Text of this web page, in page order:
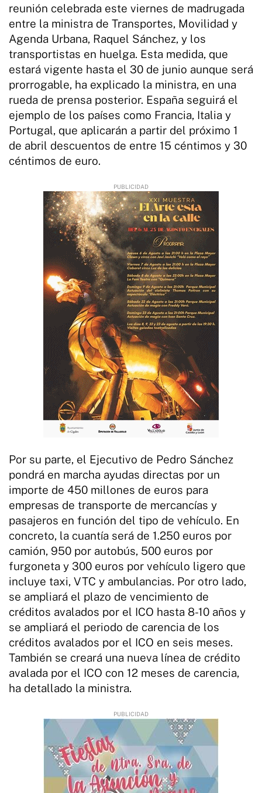
reunión celebrada este viernes de madrugada
entre la ministra de Transportes, Movilidad y
Agenda Urbana, Raquel Sánchez, y los
transportistas en huelga. Esta medida, que
estará vigente hasta el 30 de junio aunque será
prorrogable, ha explicado la ministra, en una
rueda de prensa posterior. España seguirá el
ejemplo de los países como Francia, Italia y
Portugal, que aplicarán a partir del próximo 1
de abril descuentos de entre 15 céntimos y 30
céntimos de euro.
Por su parte, el Ejecutivo de Pedro Sánchez
pondrá en marcha ayudas directas por un
importe de 450 millones de euros para
empresas de transporte de mercancías y
pasajeros en función del tipo de vehículo. En
concreto, la cuantía será de 1.250 euros por
camión, 950 por autobús, 500 euros por
furgoneta y 300 euros por vehículo ligero que
incluye taxi, VTC y ambulancias. Por otro lado,
se ampliará el plazo de vencimiento de
créditos avalados por el ICO hasta 8-10 años y
se ampliará el periodo de carencia de los
créditos avalados por el ICO en seis meses.
También se creará una nueva línea de crédito
avalada por el ICO con 12 meses de carencia,
ha detallado la ministra.